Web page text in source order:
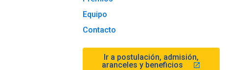
Equipo
Contacto
Ir a postulación, admisión,
aranceles y beneficios
launch